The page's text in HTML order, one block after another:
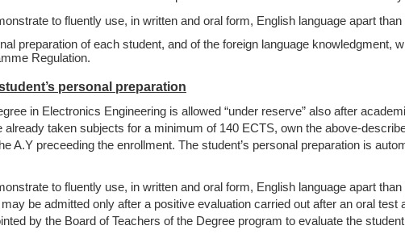
to fluently use, in written and oral form, English language apart
preparation of each student, and of the foreign language knowledgment,
Regulation.
personal preparation
in Electronics Engineering is allowed “under reserve” also after
taken subjects for a minimum of 140 ECTS, own the above-
A.Y preceeding the enrollment. The student’s personal preparation is
to fluently use, in written and oral form, English language apart
be admitted only after a positive evaluation carried out after an oral
by the Board of Teachers of the Degree program to evaluate the